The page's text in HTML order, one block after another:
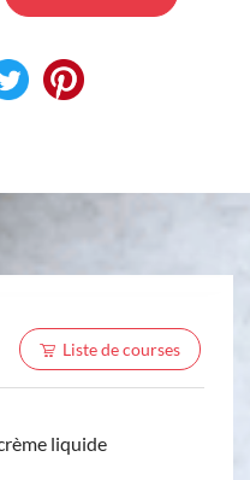
Liste de courses
liquide